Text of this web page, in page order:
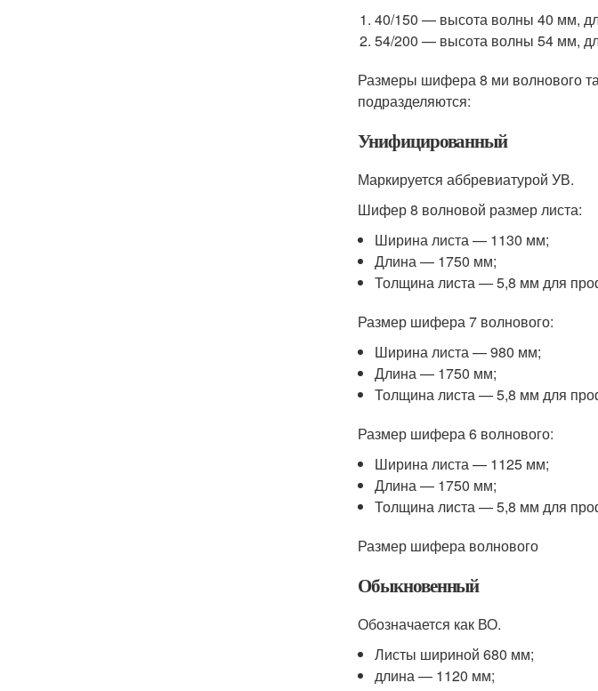
40/150 — высота волны 40 мм,
54/200 — высота волны 54 мм,
Размеры шифера 8 ми волнового
подразделяются:
Унифицированный
Маркируется аббревиатурой УВ.
Шифер 8 волновой размер листа:
Ширина листа — 1130 мм;
Длина — 1750 мм;
Толщина листа — 5,8 мм для
Размер шифера 7 волнового:
Ширина листа — 980 мм;
Длина — 1750 мм;
Толщина листа — 5,8 мм для
Размер шифера 6 волнового:
Ширина листа — 1125 мм;
Длина — 1750 мм;
Толщина листа — 5,8 мм для
Размер шифера волнового
Обыкновенный
Обозначается как ВО.
Листы шириной 680 мм;
длина — 1120 мм;